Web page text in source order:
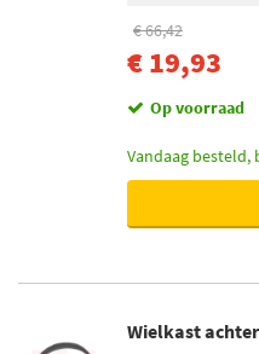
€ 66,42
€ 19,93
Op voorraad
Vandaag besteld,
Wielkast achter